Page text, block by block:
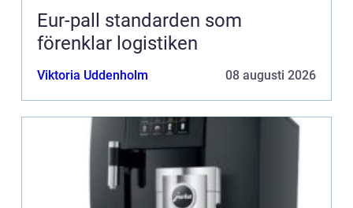
Eur-pall standarden som
förenklar logistiken
Viktoria Uddenholm 08 augusti 2026